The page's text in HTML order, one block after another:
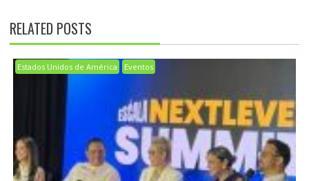
RELATED POSTS
Estados Unidos de América Eventos